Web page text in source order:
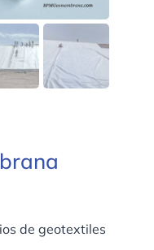
de geotextiles